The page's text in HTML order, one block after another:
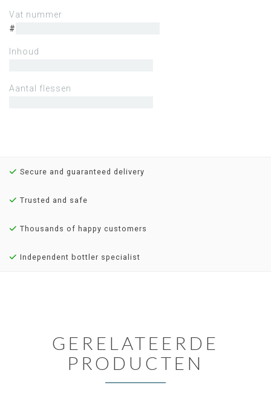
Vat nummer
#
Inhoud
Aantal flessen
Secure and guaranteed delivery
Trusted and safe
Thousands of happy customers
Independent bottler specialist
GERELATEERDE
PRODUCTEN